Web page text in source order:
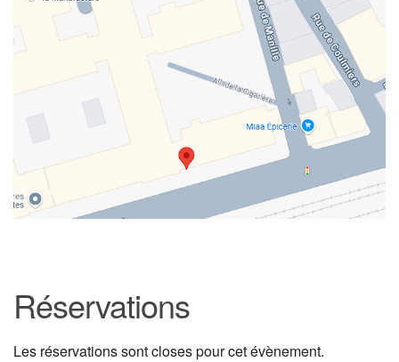
Réservations
Les réservations sont closes pour cet évènement.